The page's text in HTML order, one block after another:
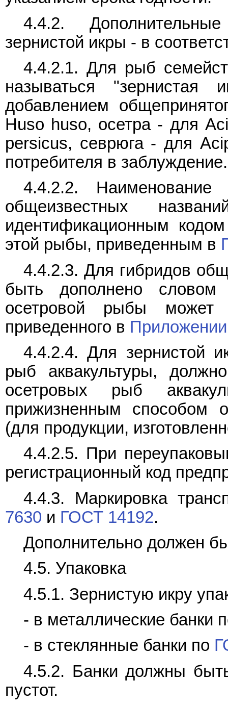
4.4.2.
зернистой икры - в
4.4.2.1. Для рыб
называться
добавлением
Huso huso, осетра - для
persicus, севрюга - для
потребителя в заблуждение.
4.4.2.2.
общеизвестных
идентификационным
этой рыбы, приведенным в
4.4.2.3. Для гибридов
быть дополнено словом
осетровой рыбы
приведенного в
4.4.2.4. Для зернистой
рыб аквакультуры,
осетровых рыб
прижизненным способом
(для продукции,
4.4.2.5. При
регистрационный код
4.4.3. Маркировка
7630 и ГОСТ 14192.
Дополнительно должен
4.5. Упаковка
4.5.1. Зернистую икру
- в металлические банки
- в стеклянные банки по
4.5.2. Банки должны
пустот.